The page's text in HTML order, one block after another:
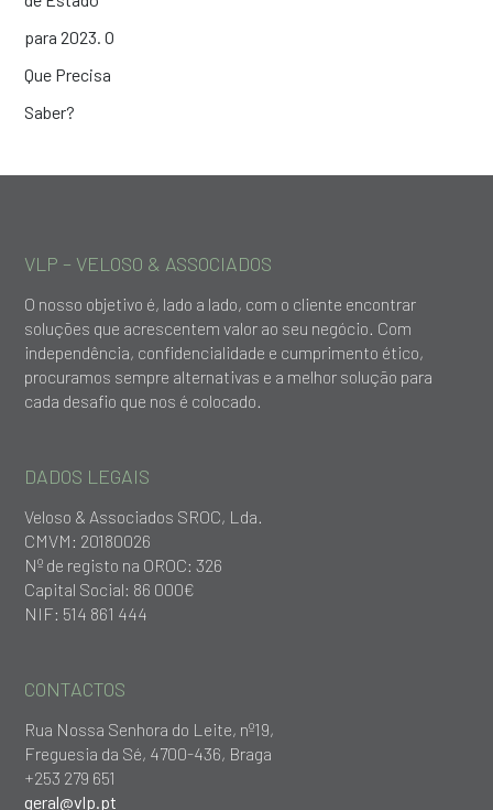
VLP – VELOSO & ASSOCIADOS
O nosso objetivo é, lado a lado, com o cliente encontrar
soluções que acrescentem valor ao seu negócio. Com
independência, confidencialidade e cumprimento ético,
procuramos sempre alternativas e a melhor solução para
cada desafio que nos é colocado.
DADOS LEGAIS
Veloso & Associados SROC, Lda.
CMVM: 20180026
Nº de registo na OROC: 326
Capital Social: 86 000€
NIF: 514 861 444
CONTACTOS
Rua Nossa Senhora do Leite, nº19,
Freguesia da Sé, 4700-436, Braga
+253 279 651
geral@vlp.pt